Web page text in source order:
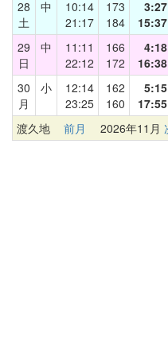
28
土
中
10:14
21:17
173
184
3:27
15:37
29
日
中
11:11
22:12
166
172
4:18
16:38
30
月
小
12:14
23:25
162
160
5:15
17:55
渡久地 前月 2026年11月